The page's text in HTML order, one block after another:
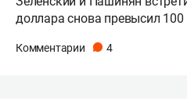
доллара снова превысил 100
Комментарии 4